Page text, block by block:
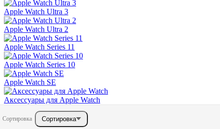
Apple Watch Ultra 3
Apple Watch Ultra 2
Apple Watch Series 11
Apple Watch Series 10
Apple Watch SE
Аксессуары для Apple Watch
Сортировка Сортировка